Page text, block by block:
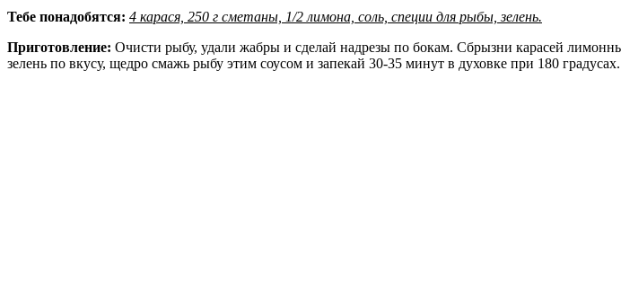
Тебе понадобятся: 4 карася, 250 г сметаны, 1/2 лимона, соль, специи для рыбы, зелень.
Приготовление: Очисти рыбу, удали жабры и сделай надрезы по бокам. Сбрызни карасей
зелень по вкусу, щедро смажь рыбу этим соусом и запекай 30-35 минут в духовке при 180 градусах.